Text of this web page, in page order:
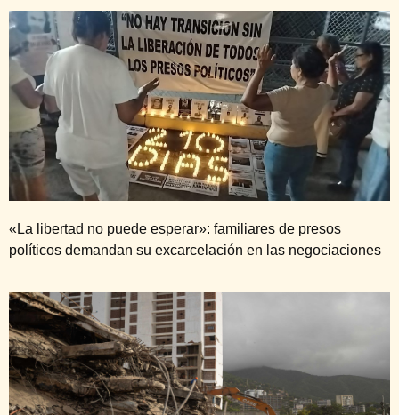
«La libertad no puede esperar»: familiares de presos
políticos demandan su excarcelación en las negociaciones